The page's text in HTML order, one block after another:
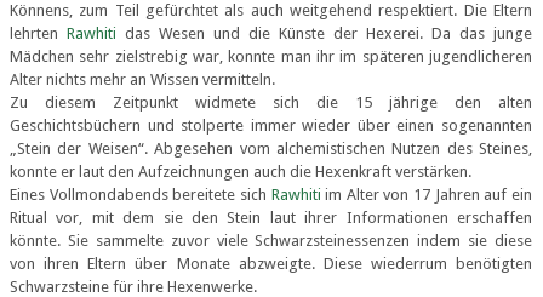
Könnens, zum Teil gefürchtet als auch weitgehend respektiert. Die Eltern
lehrten Rawhiti das Wesen und die Künste der Hexerei. Da das junge
Mädchen sehr zielstrebig war, konnte man ihr im späteren jugendlicheren
Alter nichts mehr an Wissen vermitteln.
Zu diesem Zeitpunkt widmete sich die 15 jährige den alten
Geschichtsbüchern und stolperte immer wieder über einen sogenannten
„Stein der Weisen“. Abgesehen vom alchemistischen Nutzen des Steines,
konnte er laut den Aufzeichnungen auch die Hexenkraft verstärken.
Eines Vollmondabends bereitete sich Rawhiti im Alter von 17 Jahren auf ein
Ritual vor, mit dem sie den Stein laut ihrer Informationen erschaffen
könnte. Sie sammelte zuvor viele Schwarzsteinessenzen indem sie diese
von ihren Eltern über Monate abzweigte. Diese wiederrum benötigten
Schwarzsteine für ihre Hexenwerke.